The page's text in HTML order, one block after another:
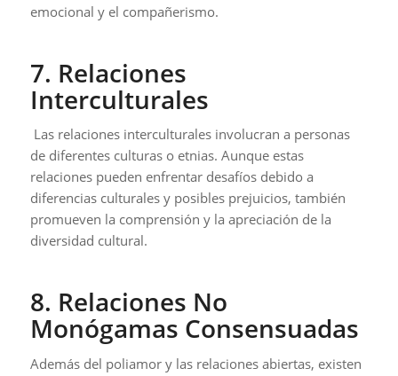
emocional y el compañerismo.
7. Relaciones
Interculturales
Las relaciones interculturales involucran a personas
de diferentes culturas o etnias. Aunque estas
relaciones pueden enfrentar desafíos debido a
diferencias culturales y posibles prejuicios, también
promueven la comprensión y la apreciación de la
diversidad cultural.
8. Relaciones No
Monógamas Consensuadas
Además del poliamor y las relaciones abiertas, existen